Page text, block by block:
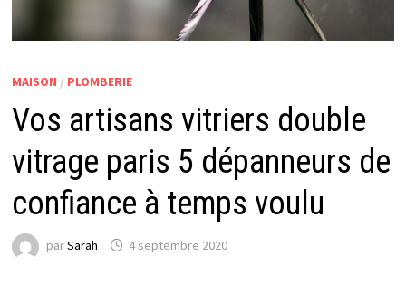
MAISON / PLOMBERIE
Vos artisans vitriers double
vitrage paris 5 dépanneurs de
confiance à temps voulu
parSarah 4 septembre 2020